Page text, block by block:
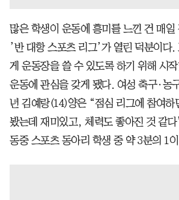
많은 학생이 운동에 흥미를 느낀 건 매일
’반 대항 스포츠 리그’가 열린 덕분이다
게 운동장을 쓸 수 있도록 하기 위해 시
운동에 관심을 갖게 됐다. 여성 축구·농
년 김예랑(14)양은 “점심 리그에 참여하
봤는데 재미있고, 체력도 좋아진 것 같
동중 스포츠 동아리 학생 중 약 3분의 1